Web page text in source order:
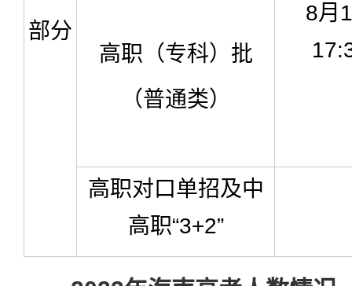
部分
8月
高职（专科）批
（普通类）
高职对口单招及中
高职“3+2”